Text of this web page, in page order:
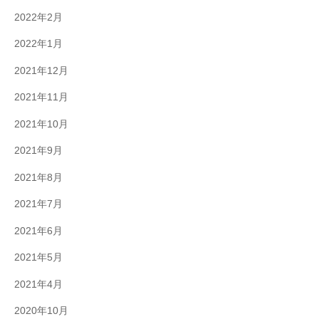
2022年2月
2022年1月
2021年12月
2021年11月
2021年10月
2021年9月
2021年8月
2021年7月
2021年6月
2021年5月
2021年4月
2020年10月